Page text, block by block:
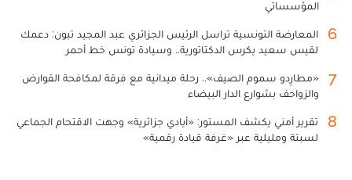
المؤسساتي
6
المعارضة التونسية تراسل الرئيس الجزائري عبد المجيد تبون: دعمك
لقيس سعيد يكرس الدكتاتورية.. وسيادة تونس خط أحمر
7
«مطارِدو سموم الصيف».. رحلة ميدانية مع فرقة لمكافحة القوارض
والزواحف بشوارع الدار البيضاء
8
تقرير أمني يكشف المستور: «أيادي جزائرية» وجهت الاقتحام الجماعي
لسبتة ومليلية عبر «غرفة قيادة رقمية»